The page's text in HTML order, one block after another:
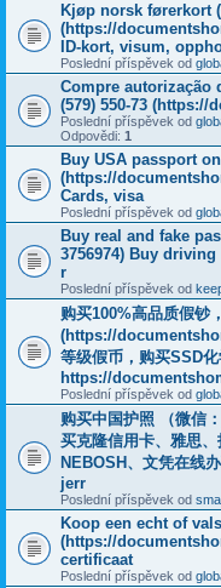
Kjøp norsk førerkort
(https://
ID-kort, visum,
Poslední příspěvek od
Compre autorização
(579) 550-73
Poslední příspěvek od
Odpovědi: 1
Buy USA passport
(https://
Cards, visa
Poslední příspěvek od
Buy real and fake
3756974) Buy
r
Poslední příspěvek od
购买100%高品质假钞，
(https://
等级假币，购买SSD
https://
Poslední příspěvek od
购买中国护照 （微信
买克隆信用卡、雅思
NEBOSH、文凭在线
jerr
Poslední příspěvek od
Koop een echt of
(https://
certificaat
Poslední příspěvek od